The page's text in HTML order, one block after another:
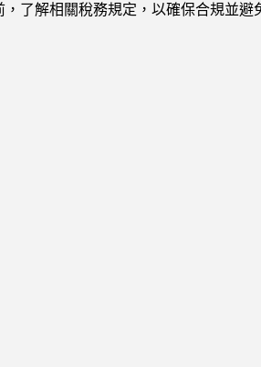
了解相關稅務規定，以確保合規並避